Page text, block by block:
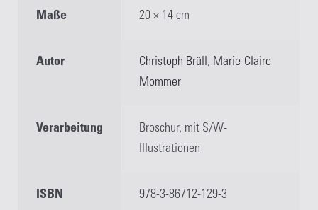
Maße 20 × 14 cm
Autor Christoph Brüll , Marie-Claire
Mommer
Verarbeitung
Broschur, mit S/W-
Illustrationen
ISBN 978-3-86712-129-3